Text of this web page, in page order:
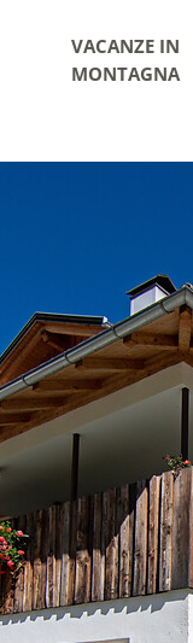
VACANZE IN
MONTAGNA